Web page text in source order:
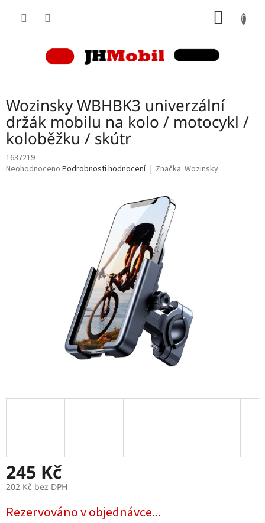
Wozinsky WBHBK3 univerzální
držák mobilu na kolo / motocykl /
koloběžku / skútr
1637219
Průměrné
Neohodnoceno Podrobnosti hodnocení Značka: Wozinsky
245 Kč
202 Kč bez DPH
cena:
Rezervováno v objednávce...